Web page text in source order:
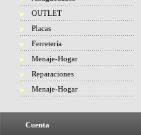
OUTLET
Placas
Ferretería
Menaje-Hogar
Reparaciones
Menaje-Hogar
Cuenta